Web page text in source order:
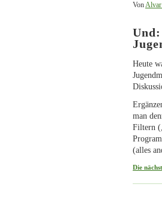
VonAlvar
Heute
man
Filtern
(alles
Die